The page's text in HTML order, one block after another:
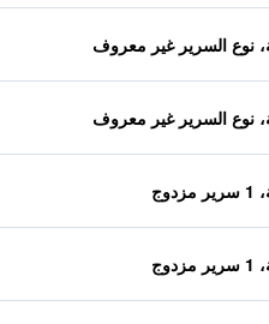
نوع السرير غير معروف
نوع السرير غير معروف